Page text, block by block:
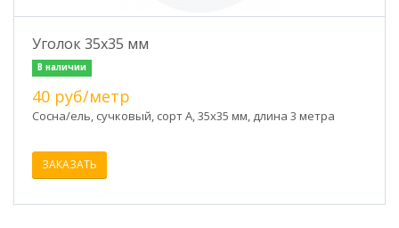
Уголок 35х35 мм
В наличии
40 руб/метр
Сосна/ель, сучковый, сорт А, 35х35 мм, длина 3 метра
ЗАКАЗАТЬ